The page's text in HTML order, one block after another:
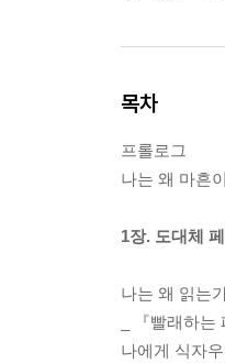
목차
프롤로그
나는 왜 마흔
1장. 도대체
나는 왜 읽는
_ 『빨래하
나에게 식자